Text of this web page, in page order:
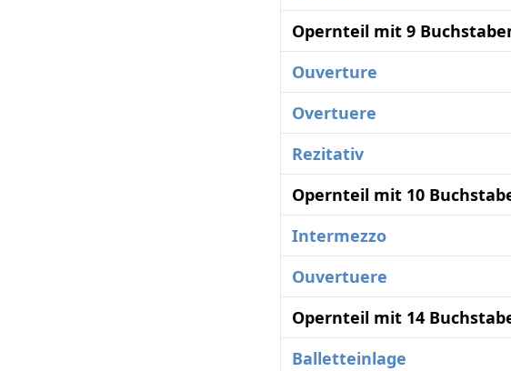
Opernteil mit 9
Ouverture
Overtuere
Rezitativ
Opernteil mit 10
Intermezzo
Ouvertuere
Opernteil mit 14
Balletteinlage